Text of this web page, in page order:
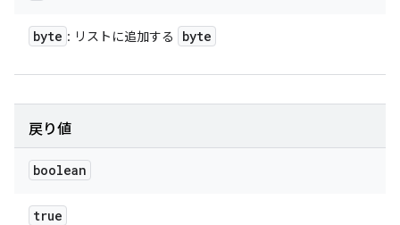
byte : リストに追加する byte
戻り値
boolean
true